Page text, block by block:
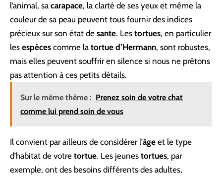
l’animal, sa carapace, la clarté de ses yeux et même la
couleur de sa peau peuvent tous fournir des indices
précieux sur son état de sante. Les tortues, en particulier
les espèces comme la tortue d’Hermann, sont robustes,
mais elles peuvent souffrir en silence si nous ne prêtons
pas attention à ces petits détails.
Sur le même thème : Prenez soin de votre chat
comme lui prend soin de vous
Il convient par ailleurs de considérer l’âge et le type
d’habitat de votre tortue. Les jeunes tortues, par
exemple, ont des besoins différents des adultes,